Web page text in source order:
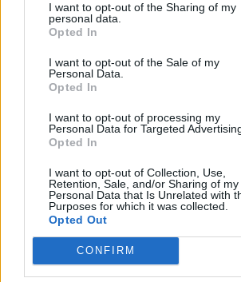
I want to opt-out of the Sharing of my
personal data.
Opted In
I want to opt-out of the Sale of my
Personal Data.
Opted In
I want to opt-out of processing my
Personal Data for Targeted
Opted In
I want to opt-out of Collection, Use,
Retention, Sale, and/or Sharing of my
Personal Data that Is Unrelated with
Purposes for which it was collected.
Opted Out
CONFIRM
Carmine Cassandra,
Fantacalcio®:
sono modifiche che vanno in
espansiva. Andremo ad
assist in più, ma intaccando
che il team assist analizza di
durante i live delle partite".
Modificatore modulo
Dedicato a chi vuole più variazioni
bonus: si parte dal modulo base,
ogni modulo più offensivo